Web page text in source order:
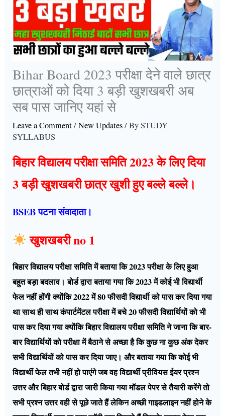
Bihar Board 2023 परीक्षा देने वाले छात्र
छात्राओं को दिया 3 बड़ी खुशखबरी अब
सब पास जानिए यहां से
Leave a Comment/New Updates/ BySTUDY
SYLLABUS
बिहार विद्यालय परीक्षा समिति 2023 के लिए दिया
3 बड़ी खुशखबरी छात्र खुशी हुए बल्ले बल्ले।
BSEB पटना संवादाता।
खुशखबरी no 1
बिहार विद्यालय परीक्षा समिति में बताया कि 2023 परीक्षा के लिए हुआ
बहुत बड़ा बदलाव। बोर्ड द्वारा बताया गया कि 2023 में कोई भी विद्यार्थी
फेल नहीं होंगी क्योंकि 2022 में 80 फीसदी विद्यार्थी को पास कर दिया गया
था साथ ही साथ कंपार्टमेंटल परीक्षा में बचे 20 फीसदी विद्यार्थियों को भी
पास कर दिया गया क्योंकि बिहार विद्यालय परीक्षा समिति ने जाना कि बार-
बार विद्यार्थियों को परीक्षा में बैठाने से अच्छा है कि कुछ ना कुछ अंक देकर
सभी विद्यार्थियों को पास कर दिया जाए। और बताया गया कि कोई भी
विद्यार्थी फेल तभी नहीं हो पाएंगे जब वह विद्यार्थी प्रीवियस ईयर प्रश्न
उत्तर और बिहार बोर्ड द्वारा जारी किया गया मॉडल पेपर से तैयारी करेंगे तो
सभी प्रश्न उत्तर वही से पूछे जाते हैं लेकिन अच्छी गाइडलाइन नहीं होने के